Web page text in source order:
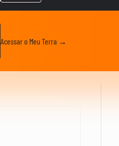
Acessar o Meu Terra →